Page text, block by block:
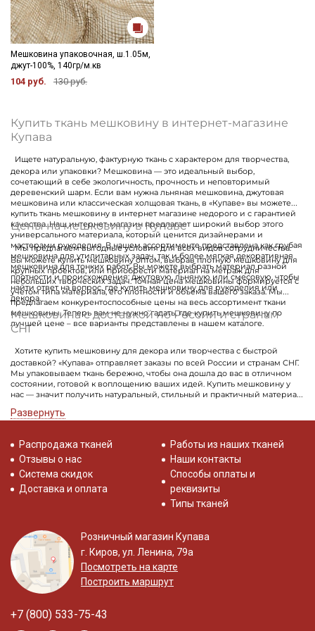
Мешковина упаковочная, ш.1.05м,
джут-100%, 140гр/м.кв
104 руб. 130 руб.
Купить ткань мешковину в интернет-магазине
Купава
Ищете натуральную, фактурную ткань с характером для творчества,
декора или упаковки? Мешковина — это идеальный выбор,
сочетающий в себе экологичность, прочность и неповторимый
деревенский шарм. Если вам нужна льняная мешковина, джутовая
мешковина или классическая холщовая ткань, в «Купаве» вы можете
купить ткань мешковину в интернет магазине недорого и с гарантией
качества. Наш интернет-магазин предлагает широкий выбор этого
универсального материала, который ценится дизайнерами и
мастерами рукоделия. В нашем ассортименте представлена как грубая
мешковина для утилитарных задач, так и более мягкая декоративная
мешковина для тонких работ. Вы можете выбрать материал разной
плотности и происхождения: джутовую, льняную или смесовую, чтобы
найти ответ на вопрос, где купить мешковину для рукоделия или
декора.
Цены на мешковину в Купаве
Мы предлагаем выгодные условия для всех видов сотрудничества.
Вы можете купить мешковину оптом, выбрав плотную мешковину для
крупных проектов, или приобрести материал на метраж для
небольших творческих задач. Точная цена мешковины формируется с
учетом типа материала, его плотности и объема вашего заказа. Мы
предлагаем конкурентоспособные цены на весь ассортимент ткани
мешковины. Теперь вам не нужно гадать, где купить мешковину по
лучшей цене – все варианты представлены в нашем каталоге.
Мешковина с доставкой по России и странам
СНГ
Хотите купить мешковину для декора или творчества с быстрой
доставкой? «Купава» отправляет заказы по всей России и странам СНГ.
Мы упаковываем ткань бережно, чтобы она дошла до вас в отличном
состоянии, готовой к воплощению ваших идей. Купить мешковину у
нас — значит получить натуральный, стильный и практичный материал
Развернуть
Распродажа тканей
Отзывы о нас
Система скидок
Доставка и оплата
Работы из наших тканей
Наши контакты
Способы оплаты и
реквизиты
Типы тканей
Розничный магазин Купава
г. Киров, ул. Ленина, 79а
Посмотреть на карте
Построить маршрут
+7 (800) 533-75-43
Ознакомлен(а) сПолитикой обработки персональных
данных и даюСогласие на обработку персональных
данных
ДаюСогласие на получение рекламных и
информационных рассылок